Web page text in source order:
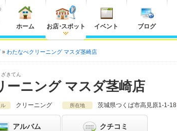
ホーム お店・スポット イベント ブログ
わたなべクリーニング マスダ茎崎店
きてん
ーニング マスダ茎崎店
クリーニング 所在地 茨城県つくば市高見原1-1-18
アルバム クチコミ